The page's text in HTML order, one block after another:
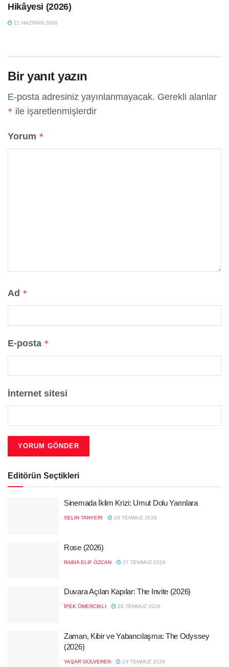
Hikâyesi (2026)
21 HAZIRAN 2026
Bir yanıt yazın
E-posta adresiniz yayınlanmayacak. Gerekli alanlar
* ile işaretlenmişlerdir
Yorum *
Ad *
E-posta *
İnternet sitesi
Editörün Seçtikleri
Sinemada İklim Krizi: Umut Dolu Yarınlara
SELIN TANYERI 29 TEMMUZ 2026
Rose (2026)
RABIA ELIF ÖZCAN 27 TEMMUZ 2026
Duvara Açılan Kapılar: The Invite (2026)
İPEK ÖMERCIKLI 26 TEMMUZ 2026
Zaman, Kibir ve Yabancılaşma: The Odyssey
(2026)
YAŞAR GÜLVEREN 23 TEMMUZ 2026